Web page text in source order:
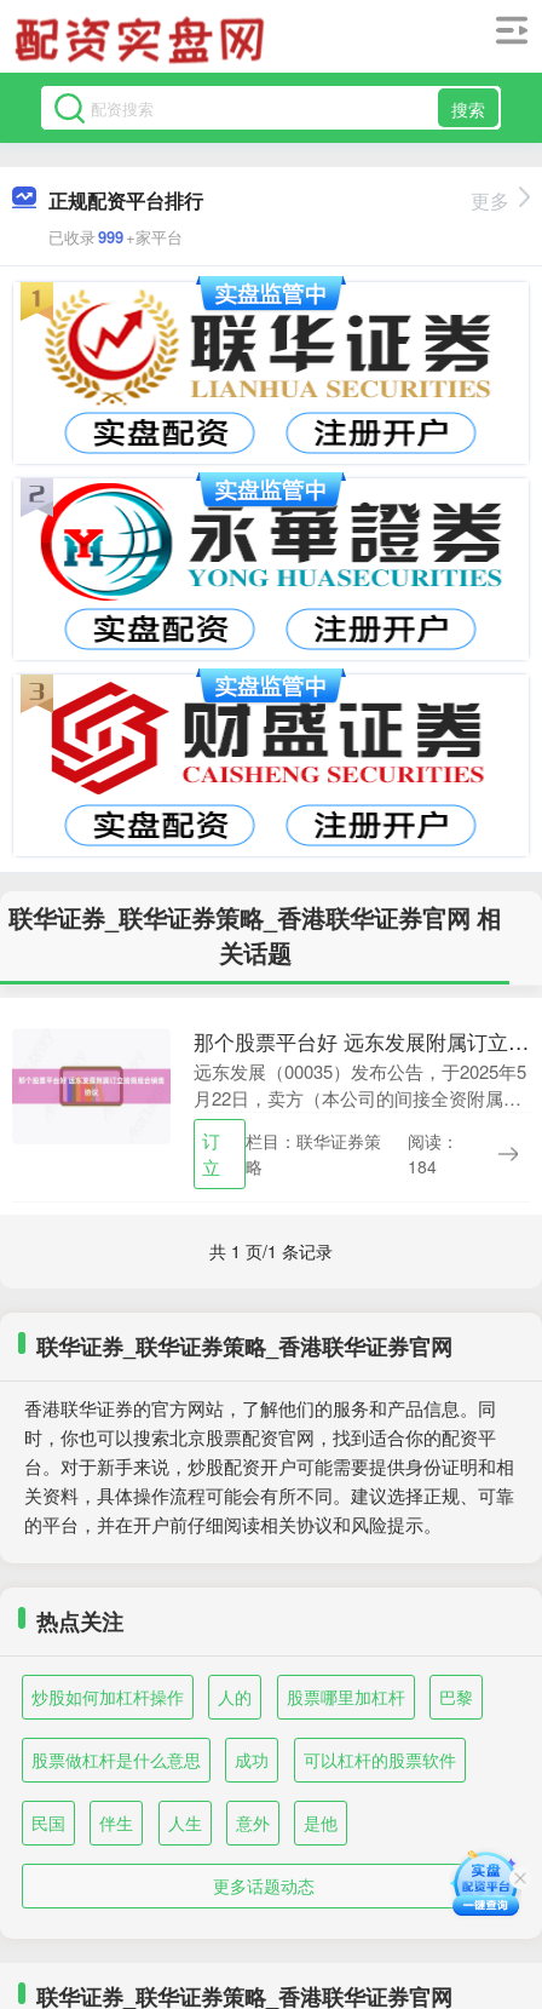
搜索
正规配资平台排行
已收录999+家平台
更多
联华证券_联华证券策略_香港联华证券官网 相
关话题
那个股票平台好 远东发展附属订立按揭组合销售协议
远东发展（00035）发布公告，于2025年5
月22日，卖方（本公司的间接全资附属公
司）、发展商（本公司的间接全资附属公
司）、实益所有权买方与法定所有权买方
订立....
订
立
栏目：联华证券策
略
阅读：
184
共 1 页/1 条记录
联华证券_联华证券策略_香港联华证券官网
香港联华证券的官方网站，了解他们的服务和产品信息。同
时，你也可以搜索北京股票配资官网，找到适合你的配资平
台。对于新手来说，炒股配资开户可能需要提供身份证明和相
关资料，具体操作流程可能会有所不同。建议选择正规、可靠
的平台，并在开户前仔细阅读相关协议和风险提示。
热点关注
炒股如何加杠杆操作 人的 股票哪里加杠杆 巴黎
股票做杠杆是什么意思 成功 可以杠杆的股票软件
民国 伴生 人生 意外 是他
更多话题动态
联华证券_联华证券策略_香港联华证券官网